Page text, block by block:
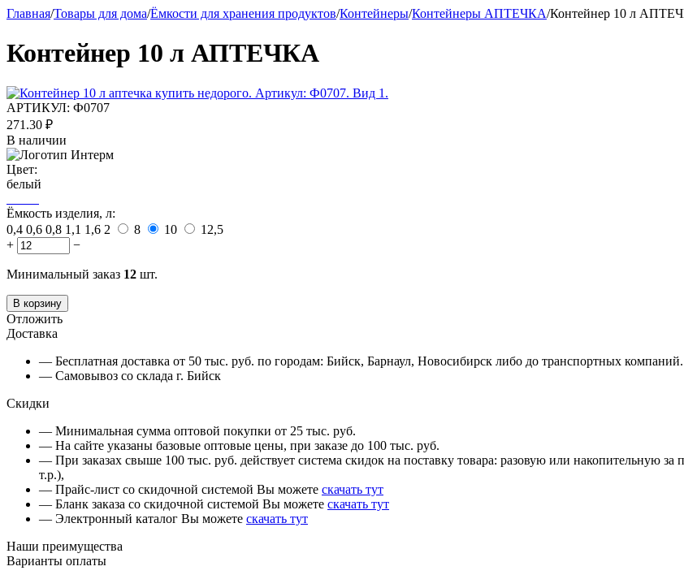
Главная/Товары для дома/Ёмкости для хранения продуктов/Контейнеры/Контейнеры АПТЕЧКА/Контейнер 10 л
Контейнер 10 л АПТЕЧКА
АРТИКУЛ: Ф0707
271.30 ₽
В наличии
Цвет:
белый
Ёмкость изделия, л:
0,4 0,6 0,8 1,1 1,6 2 8 10
12,5
+
−
Минимальный заказ 12 шт.
В корзину
Отложить
Доставка
— Бесплатная доставка от 50 тыс. руб. по городам: Бийск, Барнаул, Новосибирск либо до транспортных компаний.
— Самовывоз со склада г. Бийск
Скидки
— Минимальная сумма оптовой покупки от 25 тыс. руб.
— На сайте указаны базовые оптовые цены, при заказе до 100 тыс. руб.
— При заказах свыше 100 тыс. руб. действует система скидок на поставку товара: разовую или накопительную
т.р.),
— Прайс-лист со скидочной системой Вы можете скачать тут
— Бланк заказа со скидочной системой Вы можете скачать тут
— Электронный каталог Вы можете скачать тут
Наши преимущества
Варианты оплаты